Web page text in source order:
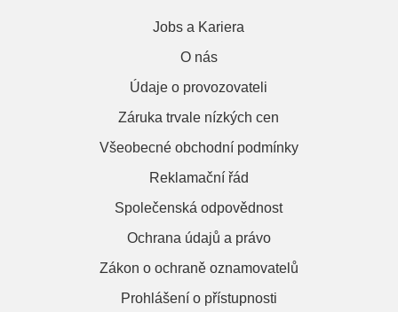
Jobs a Kariera
O nás
Údaje o provozovateli
Záruka trvale nízkých cen
Všeobecné obchodní podmínky
Reklamační řád
Společenská odpovědnost
Ochrana údajů a právo
Zákon o ochraně oznamovatelů
Prohlášení o přístupnosti